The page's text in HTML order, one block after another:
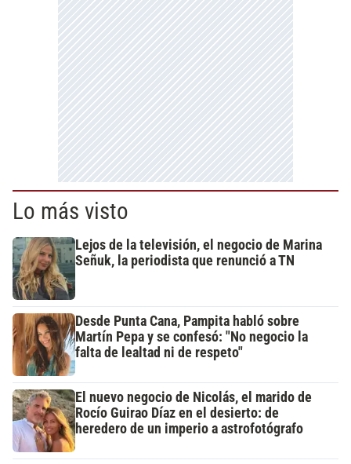
Lo más visto
Lejos de la televisión, el negocio de Marina
Señuk, la periodista que renunció a TN
Desde Punta Cana, Pampita habló sobre
Martín Pepa y se confesó: "No negocio la
falta de lealtad ni de respeto"
El nuevo negocio de Nicolás, el marido de
Rocío Guirao Díaz en el desierto: de
heredero de un imperio a astrofotógrafo